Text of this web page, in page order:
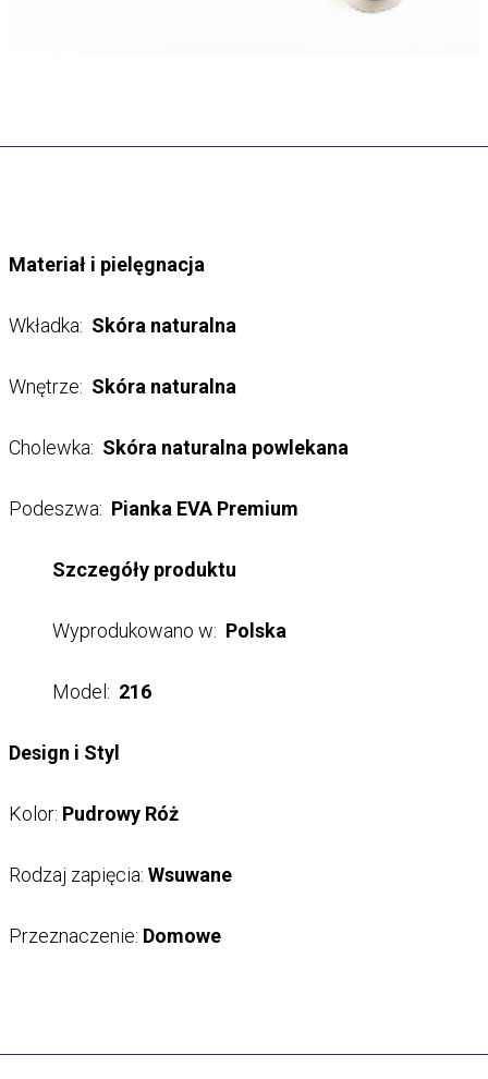
Materiał i pielęgnacja
Wkładka: Skóra naturalna
Wnętrze: Skóra naturalna
Cholewka: Skóra naturalna powlekana
Podeszwa: Pianka EVA Premium
Szczegóły produktu
Wyprodukowano w: Polska
Model: 216
Design i Styl
Kolor: Pudrowy Róż
Rodzaj zapięcia: Wsuwane
Przeznaczenie: Domowe